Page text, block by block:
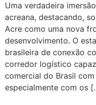
Uma verdadeira
acreana, destacando,
Acre como uma nova
desenvolvimento. O
brasileira de conexão
corredor logístico
comercial do Brasil
especialmente com os